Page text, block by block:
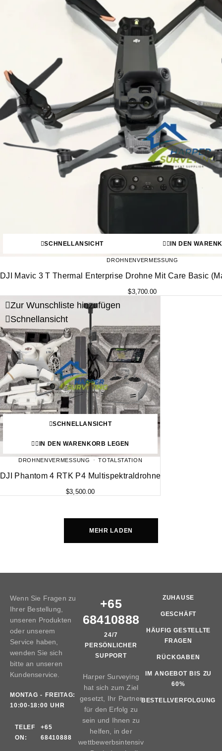
SCHNELLANSICHT IN DEN
DROHNENVERMESSUNG
DJI Mavic 3 T Thermal Enterprise Drohne Mit Care Basic
$3,700.00
Zur Wunschliste hinzufügen
Schnellansicht
SCHNELLANSICHT
IN DEN WARENKORB LEGEN
DROHNENVERMESSUNG TOTALSTATION
DJI Phantom 4 RTK P4 Multispektraldrohne
$3,500.00
MEHR LADEN
Wenn Sie Fragen zu
Ihrer Bestellung,
unseren Produkten
oder unserem
Service haben,
wenden Sie sich
bitte an unseren
Kundenservice.
MONTAG - FREITAG:
10:00-18:00 UHR
TELEF
ON:
+65
68410888
+65
68410888
24/7
PERSÖNLICHER
SUPPORT
Harper Surveying
hat sich zum Ziel
gesetzt, Ihr Partner
für den Erfolg zu
sein und Ihnen zu
helfen, in der
wettbewerbsintensiv
ZUHAUSE
GESCHÄFT
HÄUFIG GESTELLTE
FRAGEN
RÜCKGABEN
IM ANGEBOT BIS ZU
60%
BESTELLVERFOLGUNG